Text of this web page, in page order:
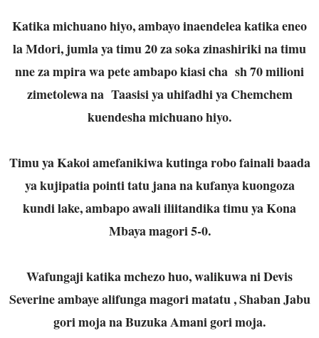
Katika michuano hiyo, ambayo inaendelea katika eneo
la Mdori, jumla ya timu 20 za soka zinashiriki na timu
nne za mpira wa pete ambapo kiasi cha sh 70 milioni
zimetolewa na Taasisi ya uhifadhi ya Chemchem
kuendesha michuano hiyo.
Timu ya Kakoi amefanikiwa kutinga robo fainali baada
ya kujipatia pointi tatu jana na kufanya kuongoza
kundi lake, ambapo awali iliitandika timu ya Kona
Mbaya magori 5-0.
Wafungaji katika mchezo huo, walikuwa ni Devis
Severine ambaye alifunga magori matatu , Shaban Jabu
gori moja na Buzuka Amani gori moja.